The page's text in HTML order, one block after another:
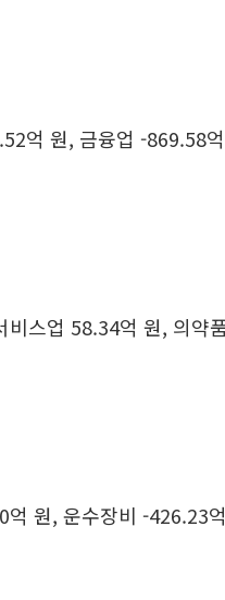
억 원, 금융업 -869.58
스업 58.34억 원, 의약
원, 운수장비 -426.23